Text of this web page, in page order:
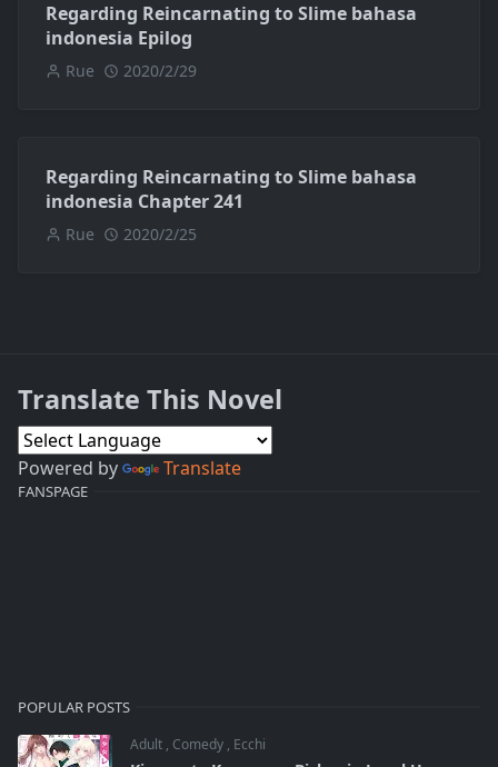
Regarding Reincarnating to Slime bahasa
indonesia Epilog
Rue 2020/2/29
Regarding Reincarnating to Slime bahasa
indonesia Chapter 241
Rue 2020/2/25
Translate This Novel
Powered by Translate
FANSPAGE
POPULAR POSTS
Adult , Comedy , Ecchi